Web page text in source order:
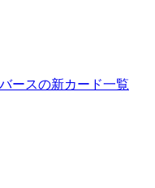
ースの新カード一覧